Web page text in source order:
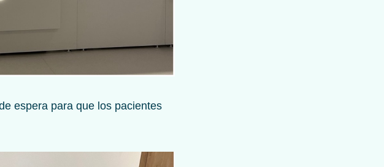
espera para que los pacientes